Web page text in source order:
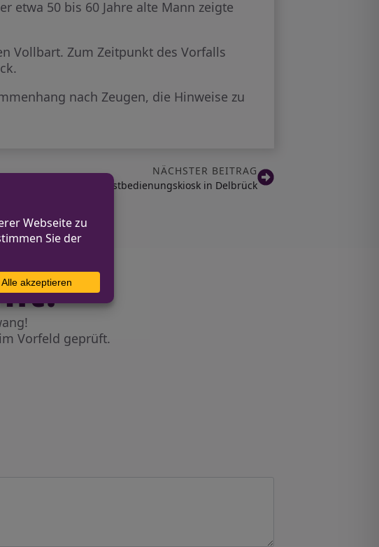
etwa 50 bis 60 Jahre alte Mann zeigte
Vollbart. Zum Zeitpunkt des Vorfalls
nach Zeugen, die Hinweise zu
NÄCHSTER BEITRAG
Bargeld aus Selbstbedienungskiosk in Delbrück
Vorfeld geprüft.